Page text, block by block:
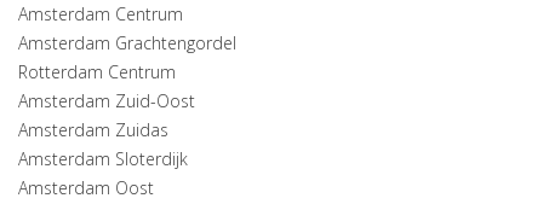
Amsterdam Centrum
Amsterdam Grachtengordel
Rotterdam Centrum
Amsterdam Zuid-Oost
Amsterdam Zuidas
Amsterdam Sloterdijk
Amsterdam Oost